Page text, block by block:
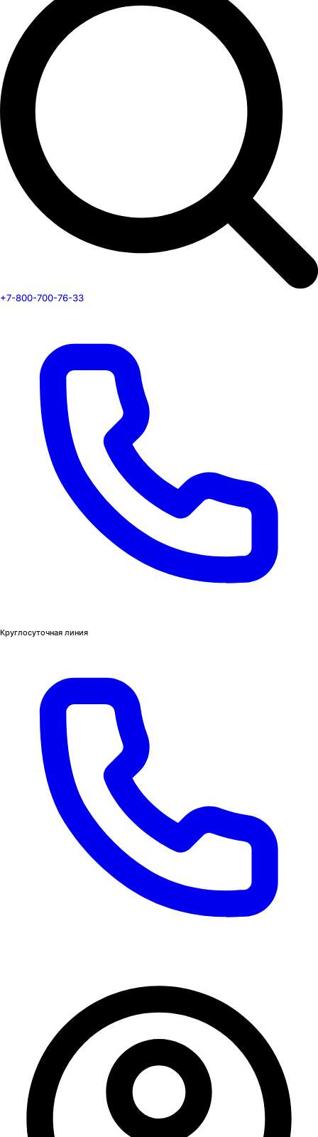
+7-800-700-76-33
Круглосуточная линия